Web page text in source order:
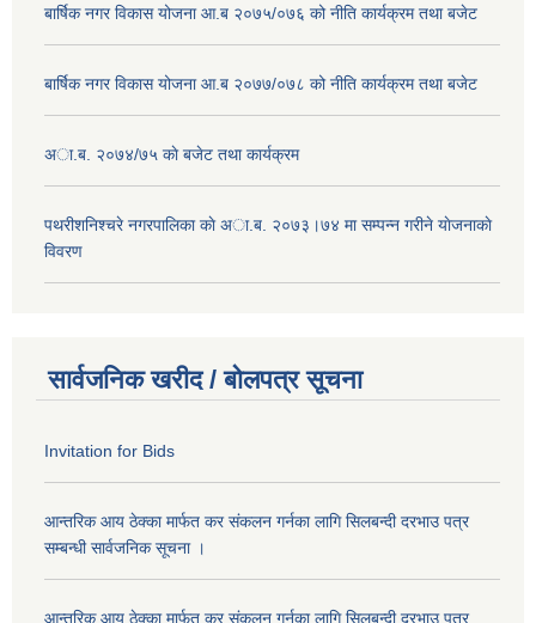
बार्षिक नगर विकास योजना आ.ब २०७५/०७६ को नीति कार्यक्रम तथा बजेट
बार्षिक नगर विकास योजना आ.ब २०७७/०७८ को नीति कार्यक्रम तथा बजेट
अा.ब. २०७४/७५ काे बजेट तथा कार्यक्रम
पथरीशनिश्चरे नगरपालिका काे अा.ब. २०७३।७४ मा सम्पन्न गरीने याेजनाकाे
विवरण
सार्वजनिक खरीद / बोलपत्र सूचना
Invitation for Bids
आन्तरिक आय ठेक्का मार्फत कर संकलन गर्नका लागि सिलबन्दी दरभाउ पत्र
सम्बन्धी सार्वजनिक सूचना ।
आन्तरिक आय ठेक्का मार्फत कर संकलन गर्नका लागि सिलबन्दी दरभाउ पत्र